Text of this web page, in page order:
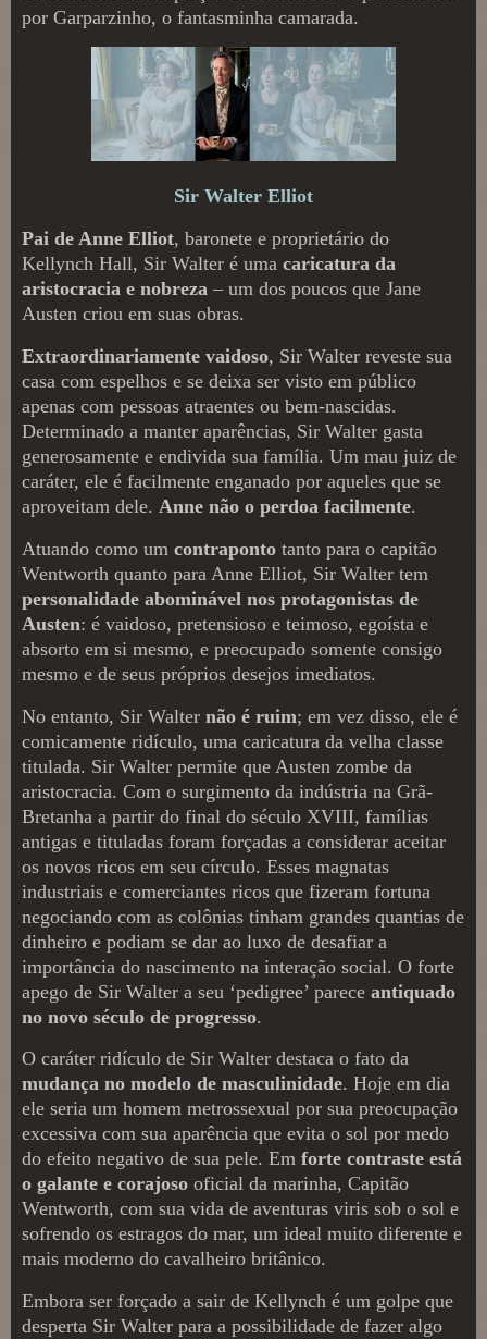
por Garparzinho, o fantasminha camarada.
Sir Walter Elliot
Pai de Anne Elliot, baronete e proprietário do
Kellynch Hall, Sir Walter é uma caricatura da
aristocracia e nobreza – um dos poucos que Jane
Austen criou em suas obras.
Extraordinariamente vaidoso, Sir Walter reveste sua
casa com espelhos e se deixa ser visto em público
apenas com pessoas atraentes ou bem-nascidas.
Determinado a manter aparências, Sir Walter gasta
generosamente e endivida sua família. Um mau juiz de
caráter, ele é facilmente enganado por aqueles que se
aproveitam dele. Anne não o perdoa facilmente.
Atuando como um contraponto tanto para o capitão
Wentworth quanto para Anne Elliot, Sir Walter tem
personalidade abominável nos protagonistas de
Austen: é vaidoso, pretensioso e teimoso, egoísta e
absorto em si mesmo, e preocupado somente consigo
mesmo e de seus próprios desejos imediatos.
No entanto, Sir Walter não é ruim; em vez disso, ele é
comicamente ridículo, uma caricatura da velha classe
titulada. Sir Walter permite que Austen zombe da
aristocracia. Com o surgimento da indústria na Grã-
Bretanha a partir do final do século XVIII, famílias
antigas e tituladas foram forçadas a considerar aceitar
os novos ricos em seu círculo. Esses magnatas
industriais e comerciantes ricos que fizeram fortuna
negociando com as colônias tinham grandes quantias de
dinheiro e podiam se dar ao luxo de desafiar a
importância do nascimento na interação social. O forte
apego de Sir Walter a seu ‘pedigree’ parece antiquado
no novo século de progresso.
O caráter ridículo de Sir Walter destaca o fato da
mudança no modelo de masculinidade. Hoje em dia
ele seria um homem metrossexual por sua preocupação
excessiva com sua aparência que evita o sol por medo
do efeito negativo de sua pele. Em forte contraste está
o galante e corajoso oficial da marinha, Capitão
Wentworth, com sua vida de aventuras viris sob o sol e
sofrendo os estragos do mar, um ideal muito diferente e
mais moderno do cavalheiro britânico.
Embora ser forçado a sair de Kellynch é um golpe que
desperta Sir Walter para a possibilidade de fazer algo